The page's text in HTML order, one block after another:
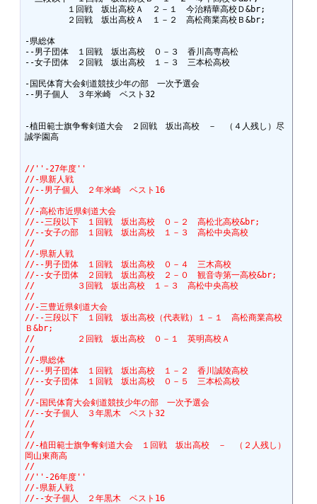
１回戦　坂出高校Ａ　２－１　今治精華高校Ｄ&br;
２回戦　坂出高校Ａ　１－２　高松商業高校Ｂ&br;
-県総体
--男子団体　１回戦　坂出高校　０－３　香川高専高松
--女子団体　２回戦　坂出高校　１－３　三本松高校
-国民体育大会剣道競技少年の部　一次予選会
--男子個人　３年米崎　ベスト32
-植田範士旗争奪剣道大会　２回戦　坂出高校　－　（４人残し）尽
誠学園高
//''-27年度''
//-県新人戦
//--男子個人　２年米崎　ベスト16
//
//-高松市近県剣道大会
//--三段以下　１回戦　坂出高校　０－２　高松北高校&br;
//--女子の部　１回戦　坂出高校　１－３　高松中央高校
//
//-県新人戦
//--男子団体　１回戦　坂出高校　０－４　三木高校
//--女子団体　２回戦　坂出高校　２－０　観音寺第一高校&br;
//　　　　　３回戦　坂出高校　１－３　高松中央高校
//
//-三豊近県剣道大会
//--三段以下　１回戦　坂出高校（代表戦）１－１　高松商業高校
Ｂ&br;
//　　　　　２回戦　坂出高校　０－１　英明高校Ａ
//
//-県総体
//--男子団体　１回戦　坂出高校　１－２　香川誠陵高校
//--女子団体　１回戦　坂出高校　０－５　三本松高校
//
//-国民体育大会剣道競技少年の部　一次予選会
//--女子個人　３年黒木　ベスト32
//
//
//-植田範士旗争奪剣道大会　１回戦　坂出高校　－　（２人残し）
岡山東商高
//
//''-26年度''
//-県新人戦
//--女子個人　２年黒木　ベスト16